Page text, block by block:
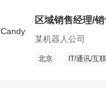
Candy
区域销售经理/
某机器人公司
北京 IT/通讯/互